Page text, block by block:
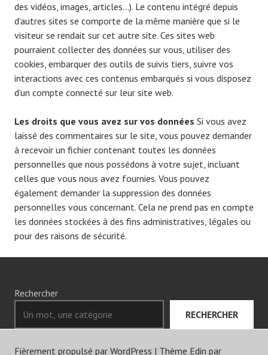
des vidéos, images, articles…). Le contenu intégré depuis
d’autres sites se comporte de la même manière que si le
visiteur se rendait sur cet autre site. Ces sites web
pourraient collecter des données sur vous, utiliser des
cookies, embarquer des outils de suivis tiers, suivre vos
interactions avec ces contenus embarqués si vous disposez
d’un compte connecté sur leur site web.
Les droits que vous avez sur vos données Si vous avez
laissé des commentaires sur le site, vous pouvez demander
à recevoir un fichier contenant toutes les données
personnelles que nous possédons à votre sujet, incluant
celles que vous nous avez fournies. Vous pouvez
également demander la suppression des données
personnelles vous concernant. Cela ne prend pas en compte
les données stockées à des fins administratives, légales ou
pour des raisons de sécurité.
Rechercher
RECHERCHER
Fièrement propulsé par WordPress | Thème Edin par